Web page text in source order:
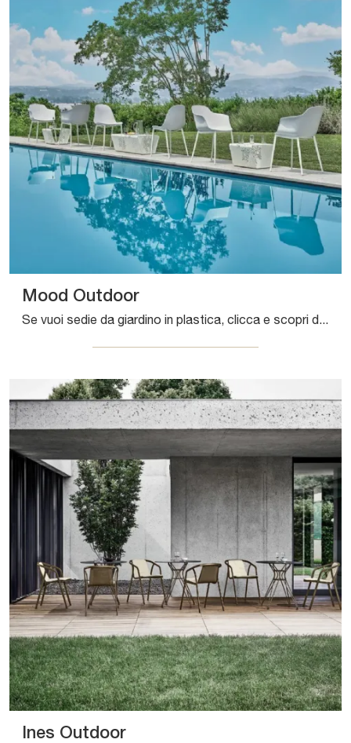
Mood Outdoor
Se vuoi sedie da giardino in plastica, clicca e scopri di più sul modello Mood Outdoor del brand Bontempi.
Ines Outdoor